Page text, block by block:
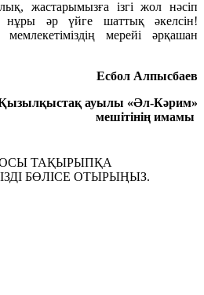
жастарымызға ізгі жол нәсіп
нұры әр үйге шаттық әкелсін!
мемлекетіміздің мерейі әрқашан
Есбол Алпысбаев
ауылы «Әл-Кәрим»
мешітінің имамы
ТАҚЫРЫПҚА
БӨЛІСЕ ОТЫРЫҢЫЗ.